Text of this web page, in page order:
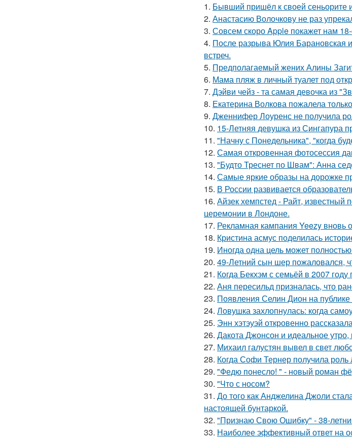
1. Бывший пришёл к своей сеньорите
2. Анастасию Волочкову не раз
3. Совсем скоро Apple покажет нам
4. После разрыва Юлия Барановская
встреч.
5. Предполагаемый жених Алины
6. Мама пляж в личный туалет под
7. Дэйви чейз - та самая девочка из
8. Екатерина Волкова пожалела
9. Дженнифер Лоуренс не получила
10. 15-Летняя девушка из Сингапура
11. "Начну с Понедельника", "когда
12. Самая откровенная фотосессия
13. "Будто Треснет по Швам": Анна
14. Самые яркие образы на дорожке
15. В России развивается
16. Айзек хемпстед - Райт, известный
церемонии в Лондоне.
17. Рекламная кампания Yeezy вновь
18. Кристина асмус поделилась
19. Иногда одна цель может
20. 49-Летний сын шер пожаловался,
21. Когда Бекхэм с семьёй в 2007
22. Аня пересильд призналась, что
23. Появления Селин Дион на
24. Ловушка захлопнулась: когда
25. Энн хэтэуэй откровенно
26. Дакота Джонсон и идеальное
27. Михаил галустян вывел в свет
28. Когда Софи Тернер получила
29. "Федю понесло! " - новый роман
30. "Что с носом?
31. До того как Анджелина Джоли
настоящей бунтаркой.
32. "Признаю Свою Ошибку" - 38-
33. Наиболее эффективный ответ на